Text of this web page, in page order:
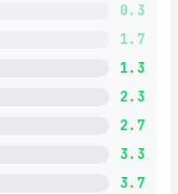
0.3
1.7
1.3
2.3
2.7
3.3
3.7